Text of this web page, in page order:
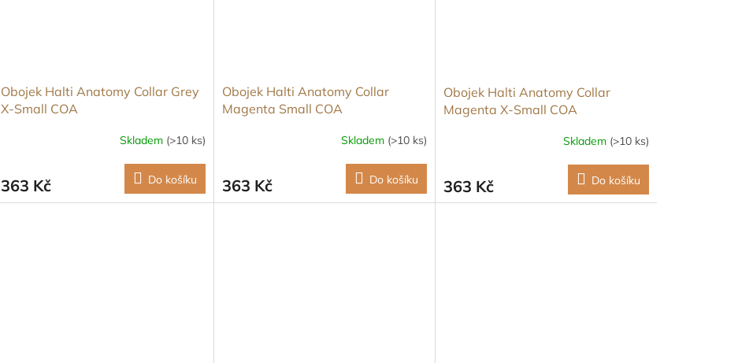
Obojek Halti Anatomy Collar Grey
X-Small COA
Skladem (>10 ks)
363 Kč Do košíku
Obojek Halti Anatomy Collar
Magenta Small COA
Skladem (>10 ks)
363 Kč Do košíku
Obojek Halti Anatomy Collar
Magenta X-Small COA
Skladem (>10 ks)
363 Kč Do košíku